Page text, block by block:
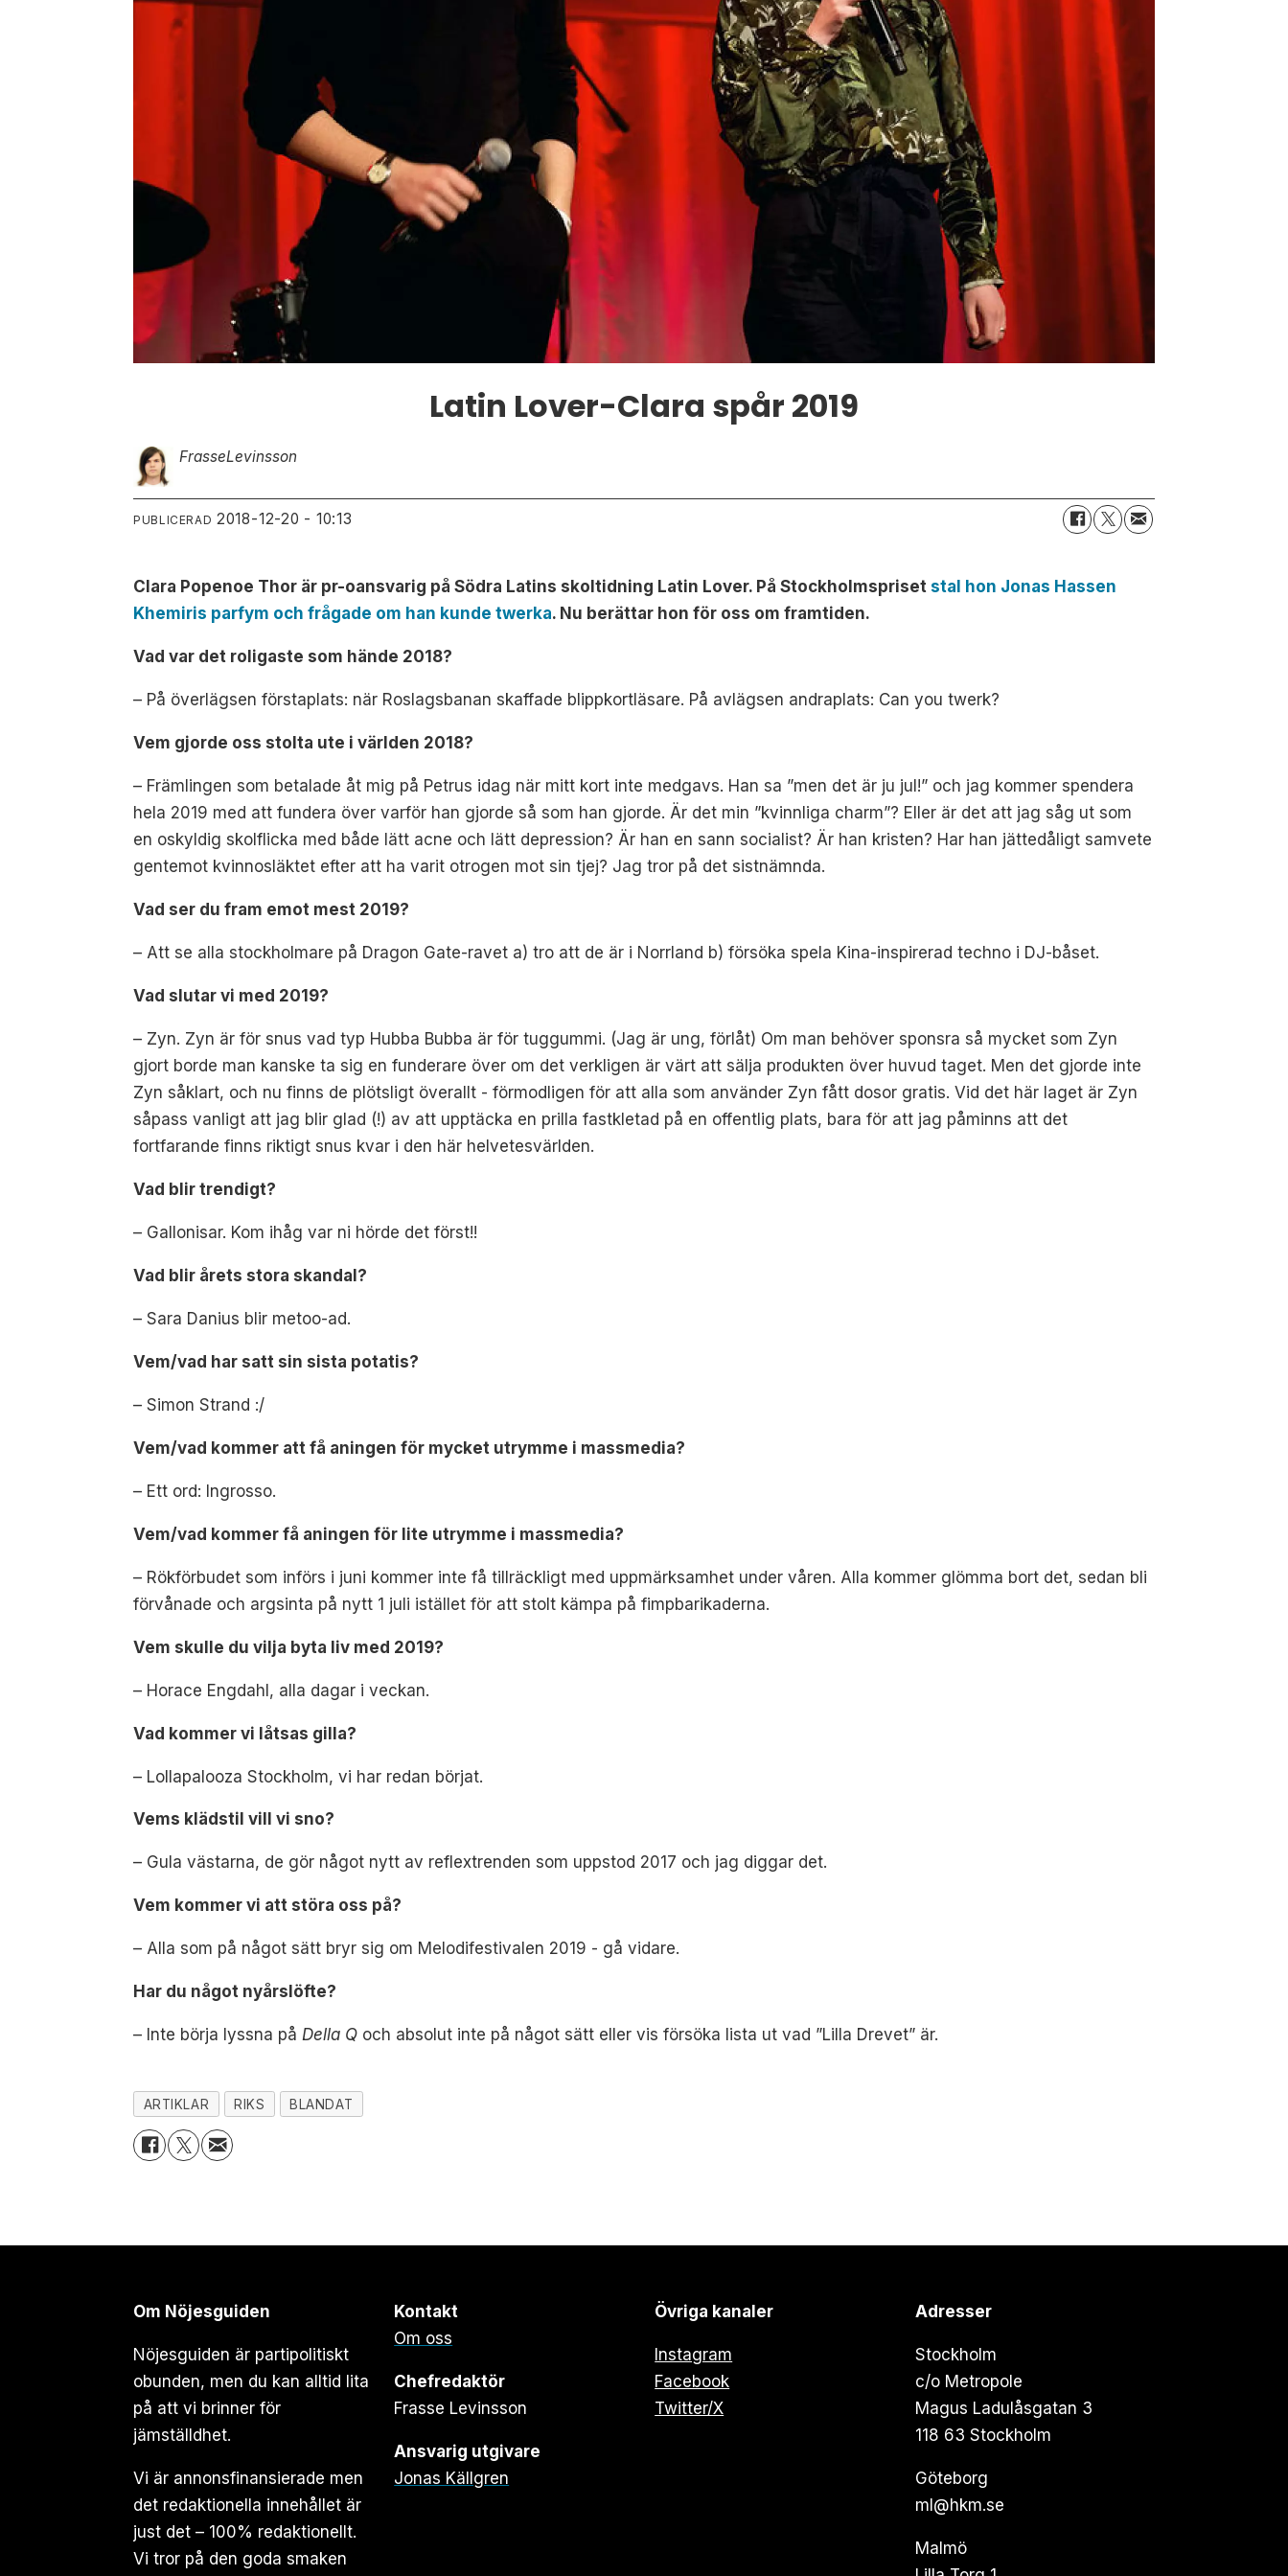
Latin Lover-Clara spår 2019
FrasseLevinsson
PUBLICERAD 2018-12-20 - 10:13
Clara Popenoe Thor är pr-oansvarig på Södra Latins skoltidning Latin Lover. På Stockholmsprisetstal hon Jonas Hassen
Khemiris parfym och frågade om han kunde twerka. Nu berättar hon för oss om framtiden.
Vad var det roligaste som hände 2018?
– På överlägsen förstaplats: när Roslagsbanan skaffade blippkortläsare. På avlägsen andraplats: Can you twerk?
Vem gjorde oss stolta ute i världen 2018?
– Främlingen som betalade åt mig på Petrus idag när mitt kort inte medgavs. Han sa ”men det är ju jul!” och jag kommer spendera
hela 2019 med att fundera över varför han gjorde så som han gjorde. Är det min ”kvinnliga charm”? Eller är det att jag såg ut som
en oskyldig skolflicka med både lätt acne och lätt depression? Är han en sann socialist? Är han kristen? Har han jättedåligt samvete
gentemot kvinnosläktet efter att ha varit otrogen mot sin tjej? Jag tror på det sistnämnda.
Vad ser du fram emot mest 2019?
– Att se alla stockholmare på Dragon Gate-ravet a) tro att de är i Norrland b) försöka spela Kina-inspirerad techno i DJ-båset.
Vad slutar vi med 2019?
– Zyn. Zyn är för snus vad typ Hubba Bubba är för tuggummi. (Jag är ung, förlåt) Om man behöver sponsra så mycket som Zyn
gjort borde man kanske ta sig en funderare över om det verkligen är värt att sälja produkten över huvud taget. Men det gjorde inte
Zyn såklart, och nu finns de plötsligt överallt - förmodligen för att alla som använder Zyn fått dosor gratis. Vid det här laget är Zyn
såpass vanligt att jag blir glad (!) av att upptäcka en prilla fastkletad på en offentlig plats, bara för att jag påminns att det
fortfarande finns riktigt snus kvar i den här helvetesvärlden.
Vad blir trendigt?
– Gallonisar. Kom ihåg var ni hörde det först!!
Vad blir årets stora skandal?
– Sara Danius blir metoo-ad.
Vem/vad har satt sin sista potatis?
– Simon Strand :/
Vem/vad kommer att få aningen för mycket utrymme i massmedia?
– Ett ord: Ingrosso.
Vem/vad kommer få aningen för lite utrymme i massmedia?
– Rökförbudet som införs i juni kommer inte få tillräckligt med uppmärksamhet under våren. Alla kommer glömma bort det, sedan bli
förvånade och argsinta på nytt 1 juli istället för att stolt kämpa på fimpbarikaderna.
Vem skulle du vilja byta liv med 2019?
– Horace Engdahl, alla dagar i veckan.
Vad kommer vi låtsas gilla?
– Lollapalooza Stockholm, vi har redan börjat.
Vems klädstil vill vi sno?
– Gula västarna, de gör något nytt av reflextrenden som uppstod 2017 och jag diggar det.
Vem kommer vi att störa oss på?
– Alla som på något sätt bryr sig om Melodifestivalen 2019 - gå vidare.
Har du något nyårslöfte?
– Inte börja lyssna påDella Q och absolut inte på något sätt eller vis försöka lista ut vad ”Lilla Drevet” är.
ARTIKLAR RIKS BLANDAT
Om Nöjesguiden
Nöjesguiden är partipolitiskt
obunden, men du kan alltid lita
på att vi brinner för
jämställdhet.
Vi är annonsfinansierade men
det redaktionella innehållet är
just det – 100% redaktionellt.
Vi tror på den goda smaken
Kontakt
Om oss
Chefredaktör
Frasse Levinsson
Ansvarig utgivare
Jonas Källgren
Övriga kanaler
Instagram
Facebook
Twitter/X
Adresser
Stockholm
c/o Metropole
Magus Ladulåsgatan 3
118 63 Stockholm
Göteborg
ml@hkm.se
Malmö